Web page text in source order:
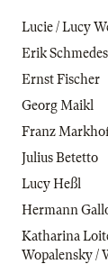
Lucie / Lucy
Erik Schmedes
Ernst Fischer
Georg Maikl
Franz
Julius Betetto
Lucy Heßl
Hermann
Katharina
Wopalensky /